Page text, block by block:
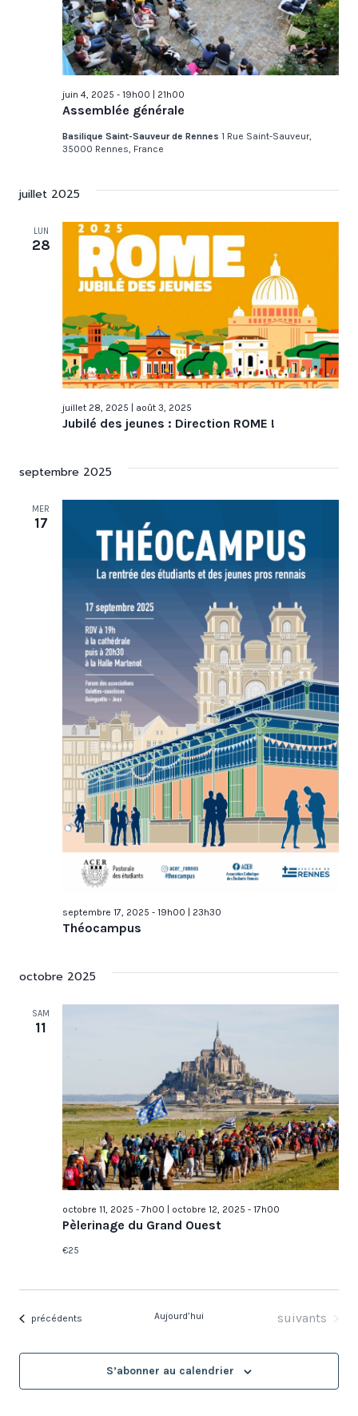
Assemblée générale
juin 4, 2025 - 19h00 | 21h00
Basilique Saint-Sauveur de Rennes 1 Rue Saint-Sauveur,
35000 Rennes, France
juillet 2025
LUN
28
Jubilé des jeunes : Direction ROME !
juillet 28, 2025 août 3, 2025
septembre 2025
MER
17
Théocampus
septembre 17, 2025 - 19h00 23h30
octobre 2025
SAM
11
Pèlerinage du Grand Ouest
octobre 11, 2025 - 7h00 octobre 12, 2025 - 17h00
€25
Évènements
précédents Aujourd’hui Évènements
suivants
S’abonner au calendrier